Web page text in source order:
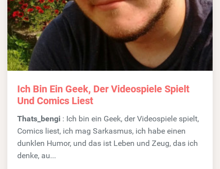
Ich Bin Ein Geek, Der Videospiele Spielt
Und Comics Liest
Thats_bengi : Ich bin ein Geek, der Videospiele spielt,
Comics liest, ich mag Sarkasmus, ich habe einen
dunklen Humor, und das ist Leben und Zeug, das ich
denke, au...